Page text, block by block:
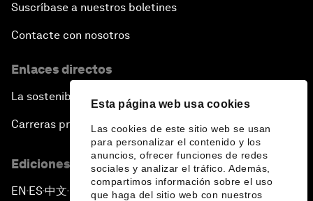
Esta página web usa cookies
Las cookies de este sitio web se usan
para personalizar el contenido y los
anuncios, ofrecer funciones de redes
sociales y analizar el tráfico. Además,
compartimos información sobre el uso
que haga del sitio web con nuestros
Suscríbase a nuestros boletines
Contacte con nosotros
Enlaces directos
La sostenibilidad en el Foro
Carreras profesionales
Ediciones en otros idiomas
EN ▪ ES▪中文▪ 日本語